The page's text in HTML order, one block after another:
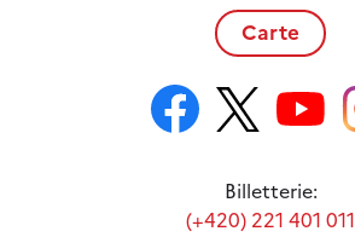
Carte
Billetterie:
(+420) 221 401 011